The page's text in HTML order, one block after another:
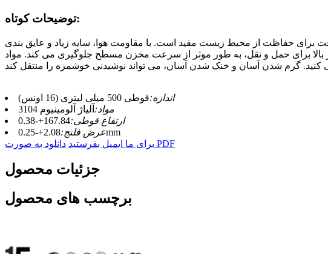
توضیحات کوتاه:
برای حفاظت از محیط زیست مفید است. با مقاومت هوا، سایه زیاد و عایق بندی
بالا برای حمل و نقل، به طور موثر از سرعت مخزن مسطح جلوگیری می کند. مواد
اندازه:قوطی 500 میلی لیتری (16 اونس)
مواد: آلیاژ آلومینیوم 3104
ارتفاع قوطی:167.84+-0.38
عرض فلنج:2.08+-0.25mm
برای ما ایمیل بفرستید دانلود به صورت PDF
جزئیات محصول
برچسب های محصول